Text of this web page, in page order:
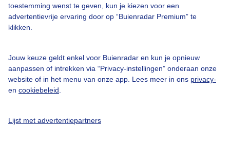
toestemming wenst te geven, kun je kiezen voor een
advertentievrije ervaring door op “Buienradar Premium” te
klikken.
Jouw keuze geldt enkel voor Buienradar en kun je opnieuw
aanpassen of intrekken via “Privacy-instellingen” onderaan onze
website of in het menu van onze app. Lees meer in ons privacy-
en cookiebeleid
Lijst met advertentiepartners
Adverteren
Buienradar Team
Cookie beleid
Privacy instellingen
Gratis weerdata
@BuienradarNL